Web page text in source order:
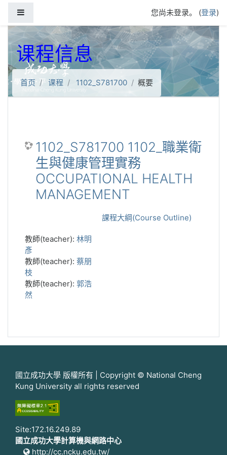
您尚未登录。 (登录)
课程信息
首页 课程 1102_S781700 概要
1102_S781700 1102_職業衛
生與健康管理實務
OCCUPATIONAL HEALTH
MANAGEMENT
課程大綱(Course Outline)
教師(teacher): 林明
彥
教師(teacher): 蔡朋
枝
教師(teacher): 郭浩
然
國立成功大學 版權所有 | Copyright © National Cheng
Kung University all rights reserved
Site:172.16.249.89
國立成功大學計算機與網路中心
http://cc.ncku.edu.tw/